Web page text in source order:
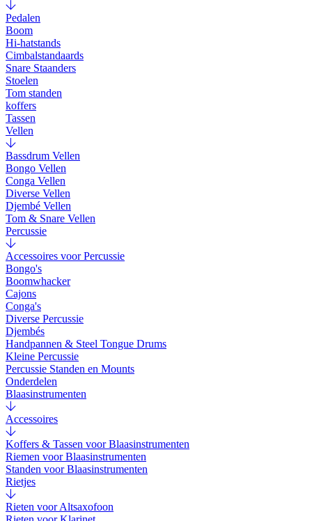
Pedalen
Boom
Hi-hatstands
Cimbalstandaards
Snare Staanders
Stoelen
Tom standen
koffers
Tassen
Vellen
Bassdrum Vellen
Bongo Vellen
Conga Vellen
Diverse Vellen
Djembé Vellen
Tom & Snare Vellen
Percussie
Accessoires voor Percussie
Bongo's
Boomwhacker
Cajons
Conga's
Diverse Percussie
Djembés
Handpannen & Steel Tongue Drums
Kleine Percussie
Percussie Standen en Mounts
Onderdelen
Blaasinstrumenten
Accessoires
Koffers & Tassen voor Blaasinstrumenten
Riemen voor Blaasinstrumenten
Standen voor Blaasinstrumenten
Rietjes
Rieten voor Altsaxofoon